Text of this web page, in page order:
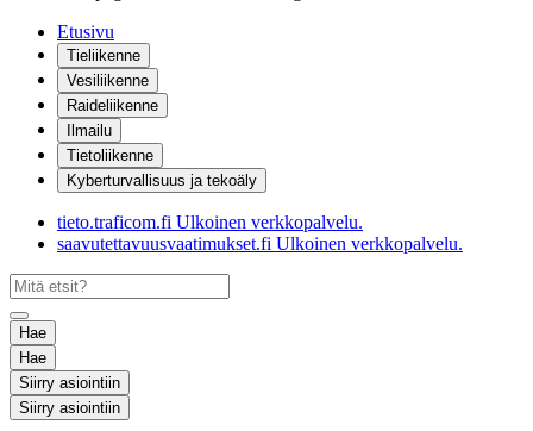
Etusivu
Tieliikenne
Vesiliikenne
Raideliikenne
Ilmailu
Tietoliikenne
Kyberturvallisuus ja tekoäly
tieto.traficom.fi Ulkoinen verkkopalvelu.
saavutettavuusvaatimukset.fi Ulkoinen verkkopalvelu.
Hae
Hae
Siirry asiointiin
Siirry asiointiin